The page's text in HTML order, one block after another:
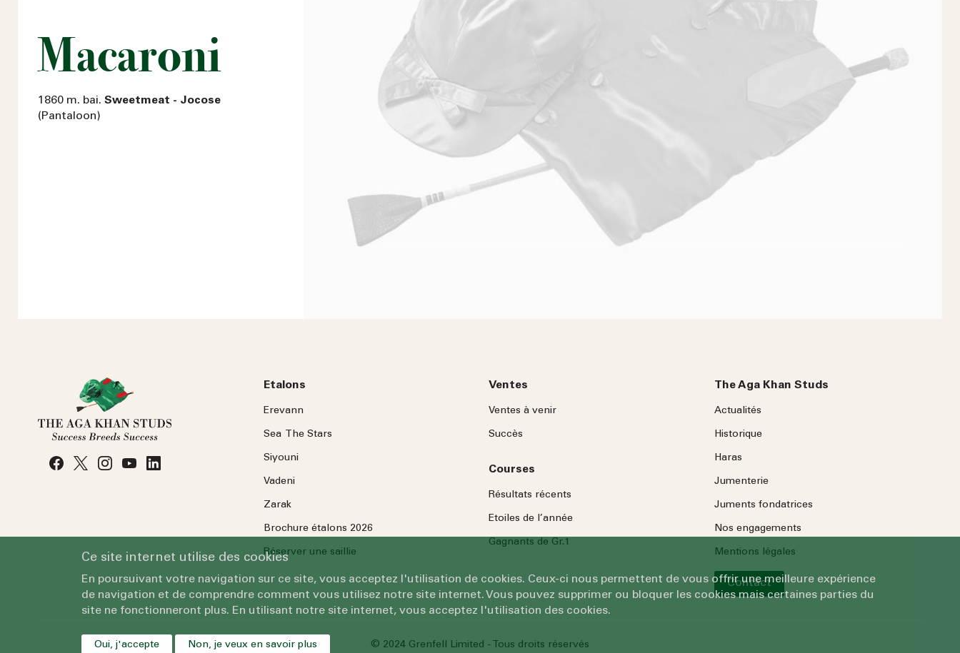
Macaroni
1860 m. bai. Sweetmeat - Jocose
(Pantaloon)
Etalons
Erevann
Sea TheStars
Siyouni
Vadeni
Zarak
Brochure étalons 2026
Réserver une saillie
Ventes
Ventes à venir
Succès
Courses
Résultats récents
Etoiles de l’année
Gagnants de Gr.1
The Aga Khan Studs
Actualités
Historique
Haras
Jumenterie
Juments fondatrices
Nos engagements
Mentions légales
Contact
© 2024 Grenfell Limited - Tous droits réservés
Ce site internet utilise des cookies
En poursuivant votre navigation sur ce site, vous acceptez l'utilisation de cookies. Ceux-ci nous permettent de vous offrir une meilleure expérience
de navigation et de comprendre comment vous utilisez notre site internet. Vous pouvez supprimer ou bloquer les cookies mais certaines parties du
site ne fonctionneront plus. En utilisant notre site internet, vous acceptez l'utilisation des cookies.
Oui, j'accepte Non, je veux en savoir plus